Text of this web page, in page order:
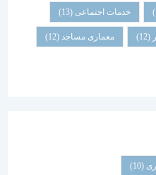
اجتماعی (13)
معماری مساجد(12)